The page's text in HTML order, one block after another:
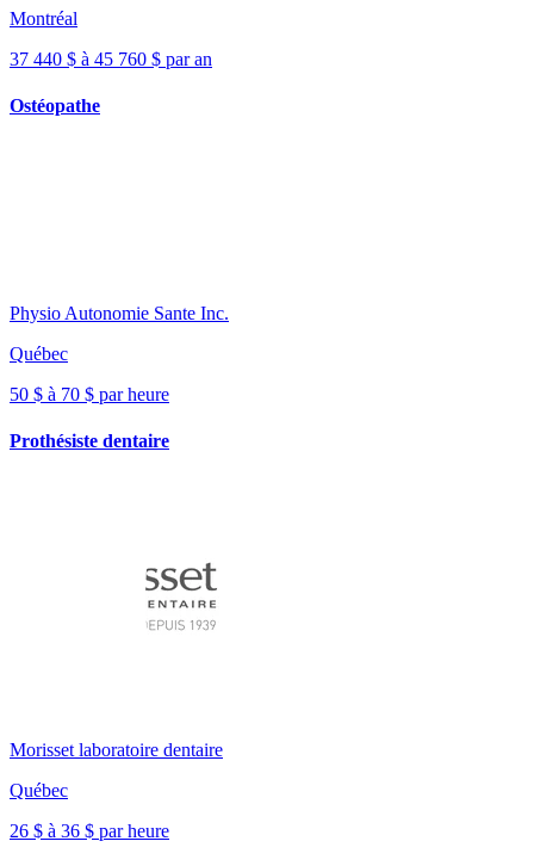
Montréal
37 440 $ à 45 760 $ par an
Ostéopathe
Physio Autonomie Sante Inc.
Québec
50 $ à 70 $ par heure
Prothésiste dentaire
Morisset laboratoire dentaire
Québec
26 $ à 36 $ par heure